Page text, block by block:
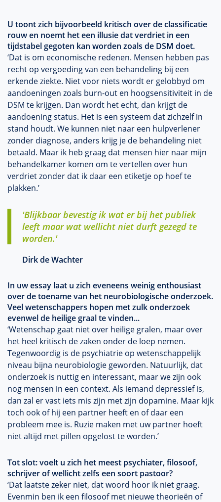
U toont zich bijvoorbeeld kritisch over de classificatie
rouw en noemt het een illusie dat verdriet in een
tijdstabel gegoten kan worden zoals de DSM doet.
‘Dat is om economische redenen. Mensen hebben pas
recht op vergoeding van een behandeling bij een
erkende ziekte. Niet voor niets wordt er gelobbyd om
aandoeningen zoals burn-out en hoogsensitiviteit in de
DSM te krijgen. Dan wordt het echt, dan krijgt de
aandoening status. Het is een systeem dat zichzelf in
stand houdt. We kunnen niet naar een hulpverlener
zonder diagnose, anders krijg je de behandeling niet
betaald. Maar ik heb graag dat mensen hier naar mijn
behandelkamer komen om te vertellen over hun
verdriet zonder dat ik daar een etiketje op hoef te
plakken.’
'Blijkbaar bevestig ik wat er bij het publiek
leeft maar wat wellicht niet durft gezegd te
worden.'
Dirk de Wachter
In uw essay laat u zich eveneens weinig enthousiast
over de toename van het neurobiologische onderzoek.
Veel wetenschappers hopen met zulk onderzoek
evenwel de heilige graal te vinden...
‘Wetenschap gaat niet over heilige gralen, maar over
het heel kritisch de zaken onder de loep nemen.
Tegenwoordig is de psychiatrie op wetenschappelijk
niveau bijna neurobiologie geworden. Natuurlijk, dat
onderzoek is nuttig en interessant, maar we zijn ook
nog mensen in een context. Als iemand depressief is,
dan zal er vast iets mis zijn met zijn dopamine. Maar kijk
toch ook of hij een partner heeft en of daar een
probleem mee is. Ruzie maken met uw partner hoeft
niet altijd met pillen opgelost te worden.’
Tot slot: voelt u zich het meest psychiater, filosoof,
schrijver of wellicht zelfs een soort pastoor?
‘Dat laatste zeker niet, dat woord hoor ik niet graag.
Evenmin ben ik een filosoof met nieuwe theorieën of